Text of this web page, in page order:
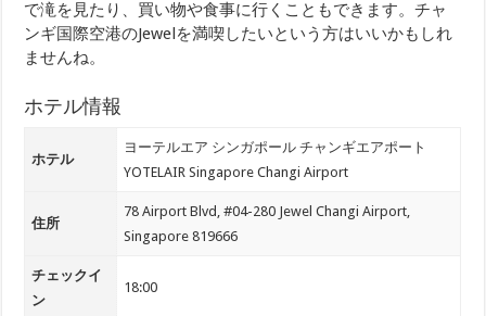
で滝を見たり、買い物や食事に行くこともできます。チャ
ンギ国際空港のJewelを満喫したいという方はいいかもしれ
ませんね。
ホテル情報
ホテル
ヨーテルエア シンガポール チャンギエアポート
YOTELAIR Singapore Changi Airport
住所
78 Airport Blvd, #04-280 Jewel Changi Airport,
Singapore 819666
チェックイ
ン
18:00